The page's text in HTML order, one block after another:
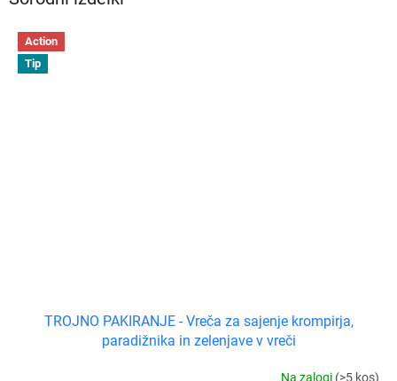
Action
Tip
TROJNO PAKIRANJE - Vreča za sajenje krompirja,
paradižnika in zelenjave v vreči
Na zalogi (>5 kos)